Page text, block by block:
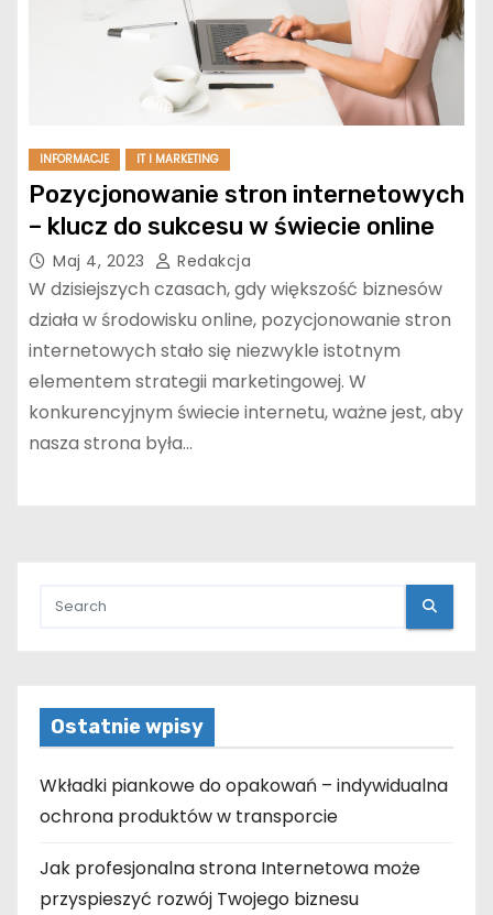
INFORMACJE IT I MARKETING
Pozycjonowanie stron internetowych
– klucz do sukcesu w świecie online
Maj 4, 2023 Redakcja
W dzisiejszych czasach, gdy większość biznesów
działa w środowisku online, pozycjonowanie stron
internetowych stało się niezwykle istotnym
elementem strategii marketingowej. W
konkurencyjnym świecie internetu, ważne jest, aby
nasza strona była…
Ostatnie wpisy
Wkładki piankowe do opakowań – indywidualna
ochrona produktów w transporcie
Jak profesjonalna strona Internetowa może
przyspieszyć rozwój Twojego biznesu